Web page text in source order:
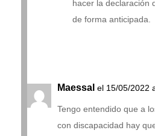
hacer la declaración
de forma anticipada.
Maessal el 15/05/2022
Tengo entendido que a
con discapacidad hay